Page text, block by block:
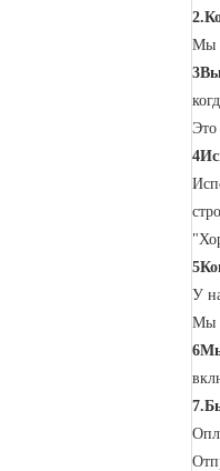
2.
Мы
Это
У
Мы